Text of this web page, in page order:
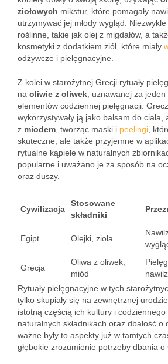
ziołowych mikstur, które pomagały
utrzymywać jej młody wygląd.
roślinne, takie jak olej z migdałów, a
kosmetyki z dodatkiem ziół, które miały
odżywcze i pielęgnacyjne.
Z kolei w starożytnej Grecji rytuały
na oliwie z oliwek , uznawanej za
elementów codziennej pielęgnacji.
wykorzystywały ją jako balsam do ciała,
z miodem , tworząc maski i peelingi ,
skuteczne, ale także przyjemne w
rytualne kąpiele w naturalnych
popularne i uważano je za sposób na
oraz duszy.
Cywilizacja
Stosowane
składniki
Egipt Olejki, zioła
Grecja
Oliwa z oliwek,
miód
Rytuały pielęgnacyjne w tych
tylko skupiały się na zewnętrznej
istotną częścią ich kultury i
naturalnych składnikach oraz dbałość
ważne były to aspekty już w tamtych
głębokie zrozumienie potrzeby dbania o